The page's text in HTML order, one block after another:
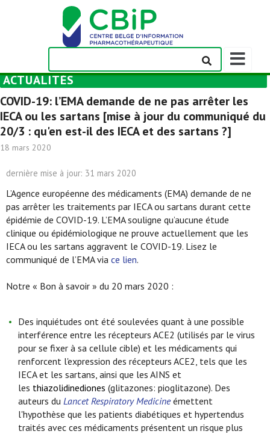
Afficher/
la
navigation
ACTUALITÉS
COVID-19: l’EMA demande de ne pas arrêter les
IECA ou les sartans [mise à jour du communiqué du
20/3 : qu'en est-il des IECA et des sartans ?]
18 mars 2020
dernière mise à jour: 31 mars 2020
L’Agence européenne des médicaments (EMA) demande de ne
pas arrêter les traitements par IECA ou sartans durant cette
épidémie de COVID-19. L’EMA souligne qu’aucune étude
clinique ou épidémiologique ne prouve actuellement que les
IECA ou les sartans aggravent le COVID-19. Lisez le
communiqué de l’EMA via ce lien.
Notre « Bon à savoir » du 20 mars 2020 :
​Des inquiétudes ont été soulevées quant à une possible
interférence entre les récepteurs ACE2 (utilisés par le virus
pour se fixer à sa cellule cible) et les médicaments qui
renforcent l'expression des récepteurs ACE2, tels que les
IECA et les sartans, ainsi que les AINS et
les thiazolidinediones (glitazones: pioglitazone). Des
auteurs du Lancet Respiratory Medicineémettent
l'hypothèse que les patients diabétiques et hypertendus
traités avec ces médicaments présentent un risque plus